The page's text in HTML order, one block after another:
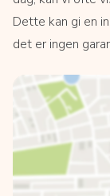
Dette kan gi en
det er ingen